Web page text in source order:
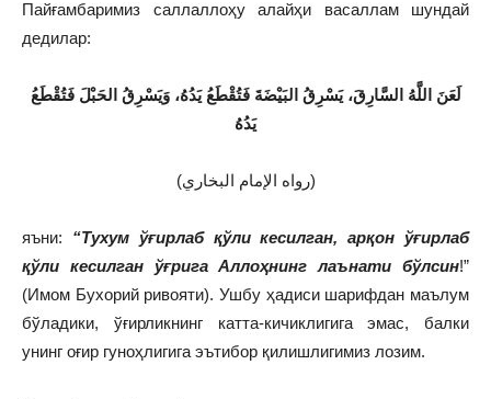
Пайғамбаримиз саллаллоҳу алайҳи васаллам шундай
дедилар:
لَعَنَ اللَّهُ السَّارِقَ، يَسْرِقُ البَيْضَةَ فَتُقْطَعُ يَدُهُ، وَيَسْرِقُ الحَبْلَ فَتُقْطَعُ
يَدُهُ
(رواه الإمام البخاري)
яъни: “Тухум ўғирлаб қўли кесилган, арқон ўғирлаб
қўли кесилган ўғрига Аллоҳнинг лаънати бўлсин!”
(Имом Бухорий ривояти). Ушбу ҳадиси шарифдан маълум
бўладики, ўғирликнинг катта-кичиклигига эмас, балки
унинг оғир гуноҳлигига эътибор қилишлигимиз лозим.